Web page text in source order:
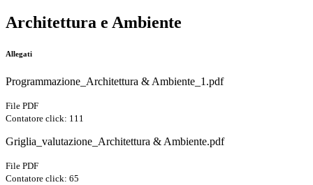
Architettura e Ambiente
Allegati
Programmazione_Architettura & Ambiente_1.pdf
File PDF
Contatore click: 111
Griglia_valutazione_Architettura & Ambiente.pdf
File PDF
Contatore click: 65